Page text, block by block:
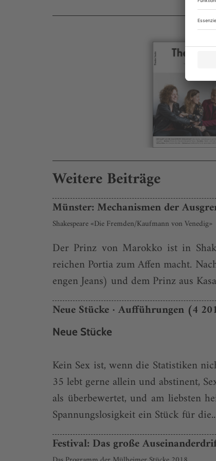
Weitere Beiträge
Münster: Mechanismen der
Shakespeare «Die Fremden/Kaufmann von Venedig»
Der Prinz von Marokko ist in
reichen Portia zum Affen macht.
engen Jeans) und dem Prinz aus
Neue Stücke · Aufführungen (4
Neue Stücke
Kein Sex ist, wenn die Statistiken
35 lebt gerne allein und abstinent,
als überbewertet, und am liebsten
Spannungslosigkeit ein Stück für
Festival: Das große